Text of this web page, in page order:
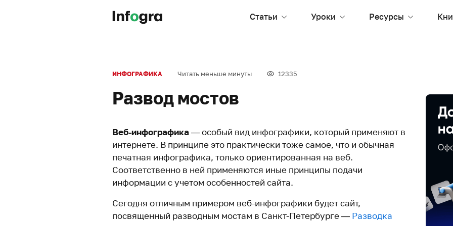
Статьи Уроки Ресурсы
ИНФОГРАФИКА Читать меньше минуты 12335
Развод мостов
Веб-инфографика— особый вид инфографики, который применяют в
интернете. В принципе это практически тоже самое, что и обычная
печатная инфографика, только ориентированная на веб.
Соответственно в ней применяются иные принципы подачи
информации с учетом особенностей сайта.
Сегодня отличным примером веб-инфографики будет сайт,
посвященный разводным мостам в Санкт-Петербурге — Разводка